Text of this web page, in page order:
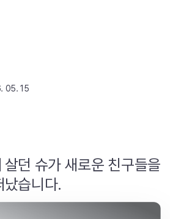
05. 15
던 슈가 새로운 친구들을
났습니다.